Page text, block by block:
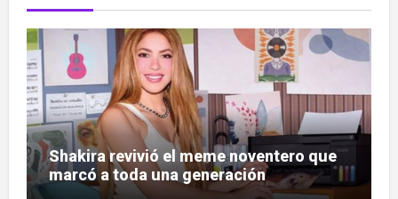
Shakira revivió el meme noventero que
marcó a toda una generación